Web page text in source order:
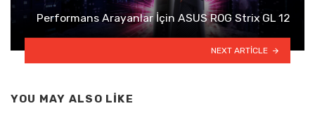
Performans Arayanlar İçin ASUS ROG Strix GL 12
NEXT ARTICLE
YOU MAY ALSO LIKE